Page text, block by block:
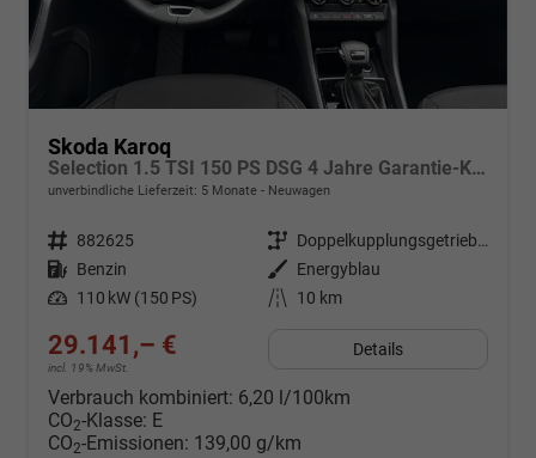
Skoda Karoq
Selection 1.5 TSI 150 PS DSG 4 Jahre Garantie-Keyless Start-AppleCarPlay-AndroidAuto-Sunset-Tempomat-2-Zonen-Klima-16''Alu
unverbindliche Lieferzeit: 5 Monate Neuwagen
Fahrzeugnr. 882625 Getriebe
Doppelkupplungsgetriebe (DSG)
Kraftstoff Benzin Außenfarbe
Energyblau
Leistung 110 kW (150 PS) Kilometerstand 10 km
29.141,– €
incl. 19% MwSt.
Details
Verbrauch kombiniert: 6,20 l/100km
CO2-Klasse: E
CO2-Emissionen: 139,00 g/km